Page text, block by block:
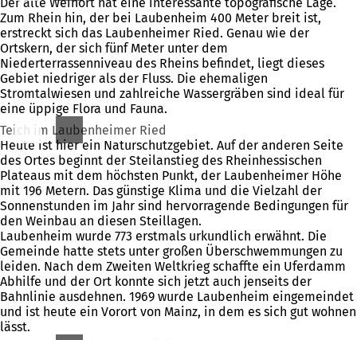
Zum Rhein hin, der bei Laubenheim 400 Meter breit ist,
erstreckt sich das Laubenheimer Ried. Genau wie der
Ortskern, der sich fünf Meter unter dem
Niederterrassenniveau des Rheins befindet, liegt dieses
Gebiet niedriger als der Fluss. Die ehemaligen
Stromtalwiesen und zahlreiche Wassergräben sind ideal für
eine üppige Flora und Fauna.
Teich im Laubenheimer Ried
Heute ist hier ein Naturschutzgebiet. Auf der anderen Seite
des Ortes beginnt der Steilanstieg des Rheinhessischen
Plateaus mit dem höchsten Punkt, der Laubenheimer Höhe
mit 196 Metern. Das günstige Klima und die Vielzahl der
Sonnenstunden im Jahr sind hervorragende Bedingungen für
den Weinbau an diesen Steillagen.
Laubenheim wurde 773 erstmals urkundlich erwähnt. Die
Gemeinde hatte stets unter großen Überschwemmungen zu
leiden. Nach dem Zweiten Weltkrieg schaffte ein Uferdamm
Abhilfe und der Ort konnte sich jetzt auch jenseits der
Bahnlinie ausdehnen. 1969 wurde Laubenheim eingemeindet
und ist heute ein Vorort von Mainz, in dem es sich gut wohnen
lässt.